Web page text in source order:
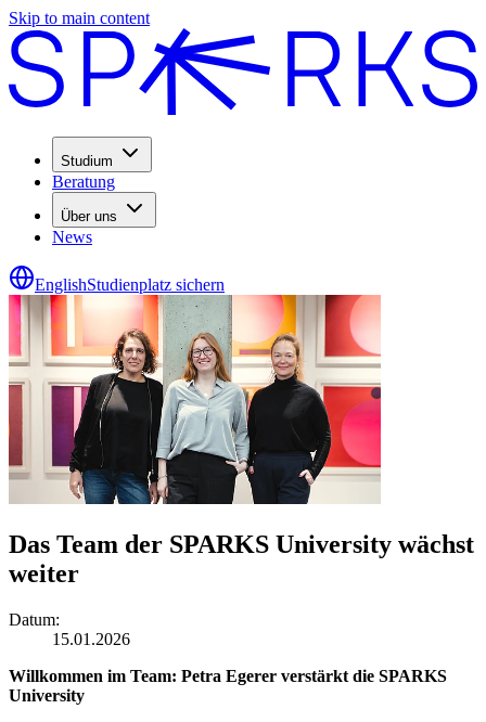
Skip to main content
Studium
Beratung
Über uns
News
EnglishStudienplatz sichern
Das Team der SPARKS University wächst
weiter
Datum:
15.01.2026
Willkommen im Team: Petra Egerer verstärkt die SPARKS
University